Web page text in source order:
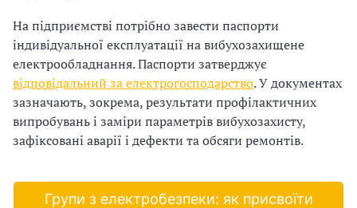
На підприємстві потрібно завести паспорти
індивідуальної експлуатації на вибухозахищене
електрообладнання. Паспорти затверджує
відповідальний за електрогосподарство. У документах
зазначають, зокрема, результати профілактичних
випробувань і заміри параметрів вибухозахисту,
зафіксовані аварії і дефекти та обсяги ремонтів.
Групи з електробезпеки: як присвоїти
ж
у
в
а
т
и